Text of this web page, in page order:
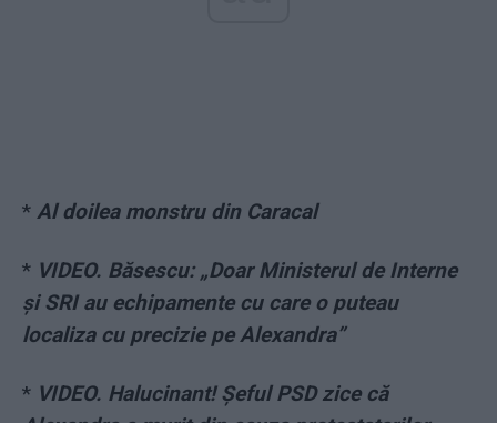
* Al doilea monstru din Caracal
* VIDEO. Băsescu: „Doar Ministerul de Interne
și SRI au echipamente cu care o puteau
localiza cu precizie pe Alexandra”
* VIDEO. Halucinant! Șeful PSD zice că